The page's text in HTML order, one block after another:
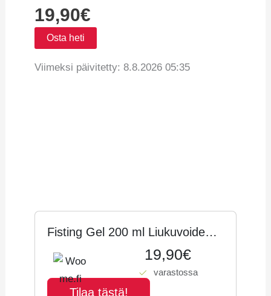
19,90€
Osta heti
Viimeksi päivitetty: 8.8.2026 05:35
Fisting Gel 200 ml Liukuvoide
anaali/fisting
19,90€
varastossa
Tilaa tästä!